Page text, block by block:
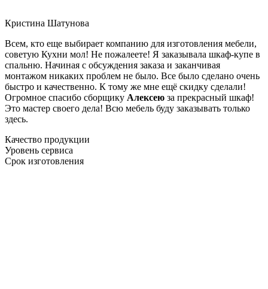
Кристина Шатунова
Всем, кто еще выбирает компанию для изготовления мебели,
советую Кухни мол! Не пожалеете! Я заказывала шкаф-купе в
спальню. Начиная с обсуждения заказа и заканчивая
монтажом никаких проблем не было. Все было сделано очень
быстро и качественно. К тому же мне ещё скидку сделали!
Огромное спасибо сборщику Алексею за прекрасный шкаф!
Это мастер своего дела! Всю мебель буду заказывать только
здесь.
Качество продукции
Уровень сервиса
Срок изготовления